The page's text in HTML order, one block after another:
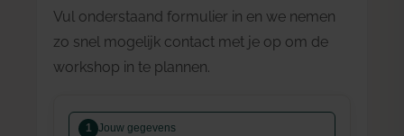
Vul onderstaand formulier in en we nemen
zo snel mogelijk contact met je op om de
workshop in te plannen.
1 Jouw gegevens